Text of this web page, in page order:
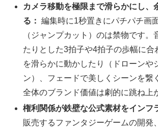
カメラ移動を極限まで滑らかにし、
る： 編集時に1秒置きにパチパチ画
（ジャンプカット）のは禁物です。
たりとした3拍子や4拍子の歩幅に合
を滑らかに動かしたり（ドローンや
ン）、フェードで美しくシーンを繋
全体のブランド価値は劇的に跳ね上
権利関係が鉄壁な公式素材をインフ
販売するファンタジーゲームの開発